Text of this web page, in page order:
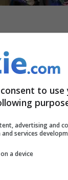
l’
E
che, vista
paura
processi
to use
advertising and
services
a device